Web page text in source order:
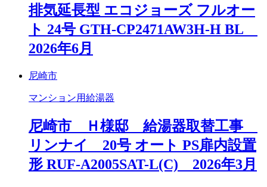
排気延長型 エコジョーズ フルオー
ト 24号 GTH-CP2471AW3H-H BL
2026年6月
尼崎市
マンション用給湯器
尼崎市 Ｈ様邸 給湯器取替工事
リンナイ 20号 オート PS扉内設置
形 RUF-A2005SAT-L(C) 2026年3月